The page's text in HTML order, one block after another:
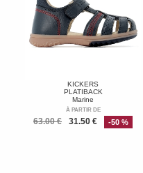
KICKERS
PLATIBACK
Marine
À PARTIR DE
63.00 € 31.50 € -50 %